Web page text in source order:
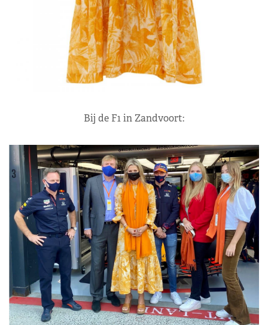
Bij de F1 in Zandvoort: